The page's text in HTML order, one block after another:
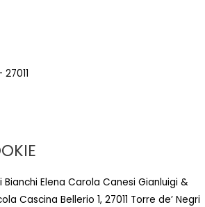
Elena Carola Canesi Gianluigi &
Cascina Bellerio 1, 27011 Torre de’ Negri